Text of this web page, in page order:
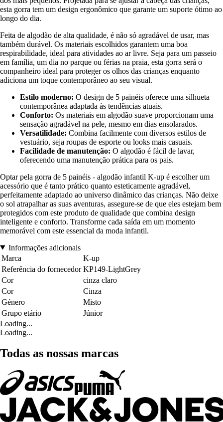
esta gorra tem um design ergonômico que garante um suporte ótimo ao
longo do dia.
Feita de algodão de alta qualidade, é não só agradável de usar, mas
também durável. Os materiais escolhidos garantem uma boa
respirabilidade, ideal para atividades ao ar livre. Seja para um passeio
em família, um dia no parque ou férias na praia, esta gorra será o
companheiro ideal para proteger os olhos das crianças enquanto
adiciona um toque contemporâneo ao seu visual.
Estilo moderno: O design de 5 painéis oferece uma silhueta
contemporânea adaptada às tendências atuais.
Conforto: Os materiais em algodão suave proporcionam uma
sensação agradável na pele, mesmo em dias ensolarados.
Versatilidade: Combina facilmente com diversos estilos de
vestuário, seja roupas de esporte ou looks mais casuais.
Facilidade de manutenção: O algodão é fácil de lavar,
oferecendo uma manutenção prática para os pais.
Optar pela gorra de 5 painéis - algodão infantil K-up é escolher um
acessório que é tanto prático quanto esteticamente agradável,
perfeitamente adaptado ao universo dinâmico das crianças. Não deixe
o sol atrapalhar as suas aventuras, assegure-se de que eles estejam bem
protegidos com este produto de qualidade que combina design
inteligente e conforto. Transforme cada saída em um momento
memorável com este essencial da moda infantil.
Informações adicionais
Marca
K-up
Referência do fornecedor KP149-LightGrey
Cor
cinza claro
Cor
Cinza
Género
Misto
Grupo etário
Júnior
Loading...
Loading...
Todas as nossas marcas